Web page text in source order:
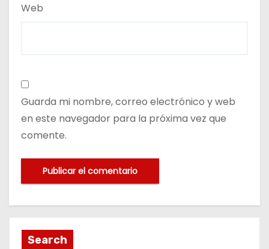
Web
Guarda mi nombre, correo electrónico y web
en este navegador para la próxima vez que
comente.
Search